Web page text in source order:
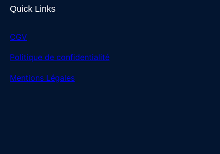
Quick Links
CGV
Politique de confidentialité
Mentions Légales